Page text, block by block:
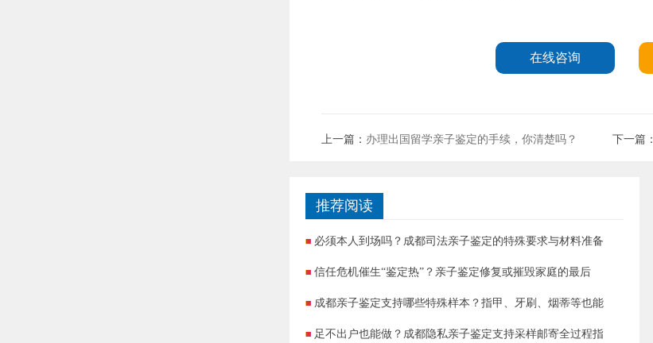
在线咨询
上一篇： 办理出国留学亲子鉴定的手续，你清楚吗？ 下一篇：
推荐阅读
必须本人到场吗？成都司法亲子鉴定的特殊要求与材料准备
信任危机催生“鉴定热”？亲子鉴定修复或摧毁家庭的最后
成都亲子鉴定支持哪些特殊样本？指甲、牙刷、烟蒂等也能
足不出户也能做？成都隐私亲子鉴定支持采样邮寄全过程指